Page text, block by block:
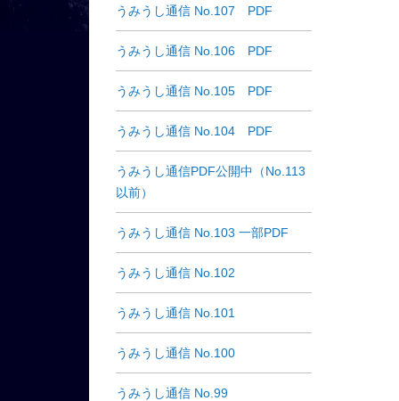
うみうし通信 No.107 PDF
うみうし通信 No.106 PDF
うみうし通信 No.105 PDF
うみうし通信 No.104 PDF
うみうし通信PDF公開中（No.113
以前）
うみうし通信 No.103 一部PDF
うみうし通信 No.102
うみうし通信 No.101
うみうし通信 No.100
うみうし通信 No.99